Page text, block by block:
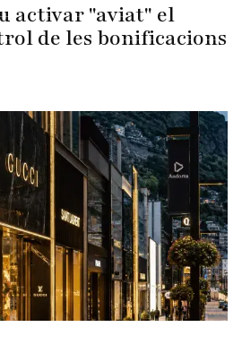
activar "aviat" el
de les bonificacions